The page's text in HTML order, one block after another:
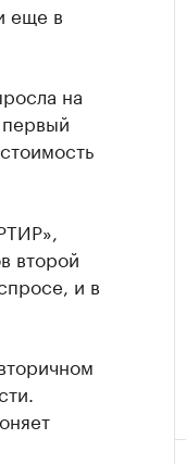
еще в
на
второй
и в